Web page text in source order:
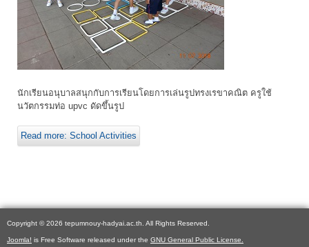
นักเรียนอนุบาลสนุกกับการเรียนโดยการเล่นรูปทรงเรขาคณิต ครูใช้
นวัตกรรมท่อ upvc ดัดขึ้นรูป
Read more: School Activities
Copyright © 2026 tepumnouy-hadyai.ac.th. All Rights Reserved.
Joomla! is Free Software released under the GNU General Public License.